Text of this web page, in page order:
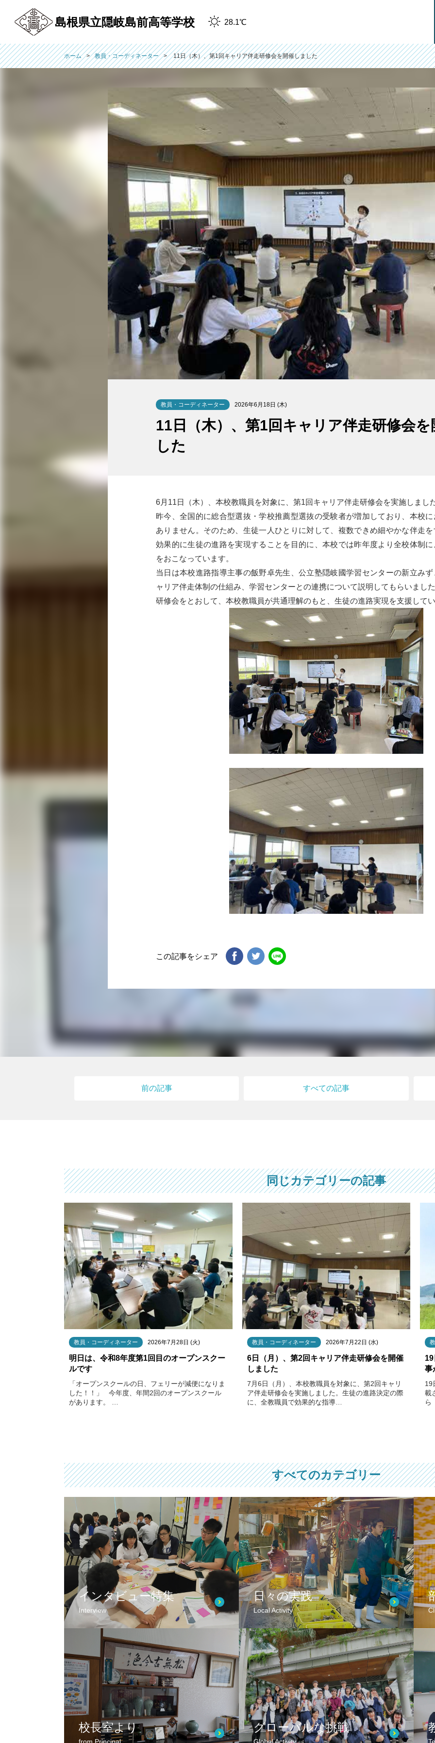
島根県立隠岐島前高等学校 28.1℃
ホーム 教員・コーディネーター 11日（木）、第1回キャリア伴走研修会を開催しました
教員・コーディネーター 2026年6月18日 (木)
11日（木）、第1回キャリア伴走研修会
した
6月11日（木）、本校教職員を対象に、第1回キャリア伴走研修会を実施しまし
昨今、全国的に総合型選抜・学校推薦型選抜の受験者が増加しており、本校
ありません。そのため、生徒一人ひとりに対して、複数できめ細やかな伴走
効果的に生徒の進路を実現することを目的に、本校では昨年度より全校体制
をおこなっています。
当日は本校進路指導主事の飯野卓先生、公立塾隠岐國学習センターの新立み
ャリア伴走体制の仕組み、学習センターとの連携について説明してもらいまし
研修会をとおして、本校教職員が共通理解のもと、生徒の進路実現を支援して
この記事をシェア
前の記事 すべての記事
同じカテゴリーの記事
教員・コーディネーター 2026年7月28日 (火)
明日は、令和8年度第1回目のオープンスクー
ルです
「オープンスクールの日、フェリーが減便になりま
した！！」 今年度、年間2回のオープンスクール
があります。 …
教員・コーディネーター 2026年7月22日 (水)
6日（月）、第2回キャリア伴走研修会を開催
しました
7月6日（月）、本校教職員を対象に、第2回キャリ
ア伴走研修会を実施しました。生徒の進路決定の際
に、全教職員で効果的な指導…
事
19
載
ら
すべてのカテゴリー
インタビュー特集
Interview
日々の実践
Local Activity
校長室より
from Principal
グローバルな挑戦
Global Activity